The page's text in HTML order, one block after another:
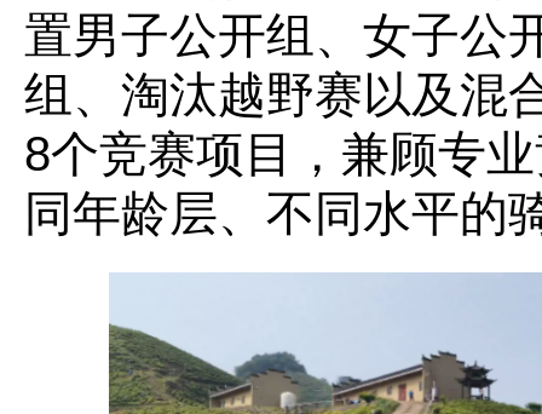
置男子公开组、女子公
组、淘汰越野赛以及混
8个竞赛项目，兼顾专
同年龄层、不同水平的